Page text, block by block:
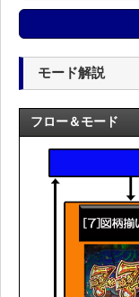
モード解説
フロー＆モード